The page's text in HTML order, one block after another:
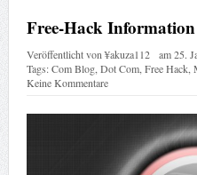
Free-Hack Information
Veröffentlicht von¥akuza112 am25.
Tags:Com Blog, Dot Com, Free Hack,
Keine Kommentare